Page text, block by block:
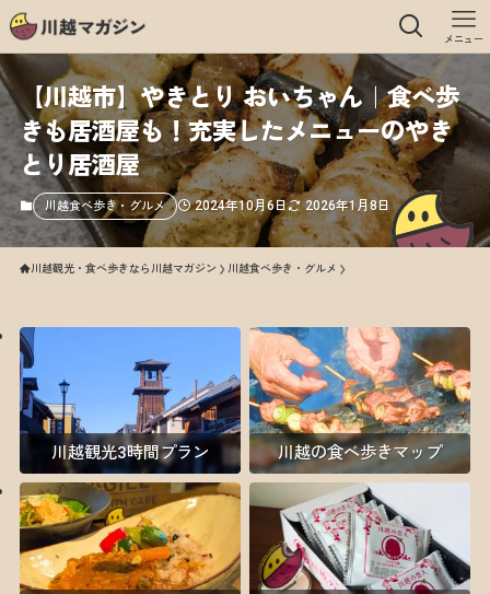
メニュー
【川越市】やきとり おいちゃん｜食べ歩
きも居酒屋も！充実したメニューのやき
とり居酒屋
川越食べ歩き・グルメ 2024年10月6日 2026年1月8日
川越観光・食べ歩きなら川越マガジン 川越食べ歩き・グルメ
川越観光3時間プラン 川越の食べ歩きマップ